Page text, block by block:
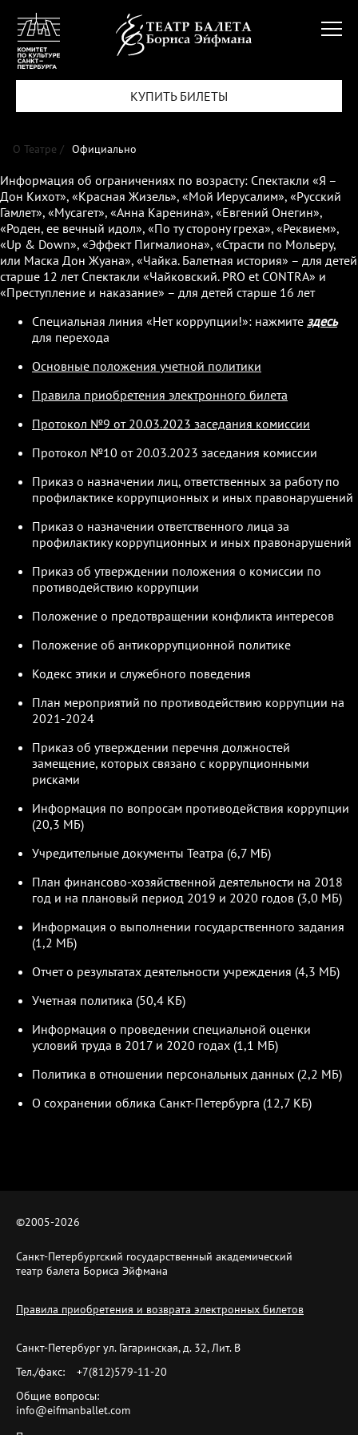
КУПИТЬ БИЛЕТЫ
О Театре / Официально
Информация об ограничениях по возрасту: Cпектакли «Я –
Дон Кихот», «Красная Жизель», «Мой Иерусалим», «Русский
Гамлет», «Мусагет», «Анна Каренина», «Евгений Онегин»,
«Роден, ее вечный идол», «По ту сторону греха», «Реквием»,
«Up & Down», «Эффект Пигмалиона», «Страсти по Мольеру,
или Маска Дон Жуана», «Чайка. Балетная история» – для детей
старше 12 лет Спектакли «Чайковский. PRO et CONTRA» и
«Преступление и наказание» – для детей старше 16 лет
Специальная линия «Нет коррупции!»: нажмите здесь
для перехода
Основные положения учетной политики
Правила приобретения электронного билета
Протокол №9 от 20.03.2023 заседания комиссии
Протокол №10 от 20.03.2023 заседания комиссии
Приказ о назначении лиц, ответственных за работу по
профилактике коррупционных и иных правонарушений
Приказ о назначении ответственного лица за
профилактику коррупционных и иных правонарушений
Приказ об утверждении положения о комиссии по
противодействию коррупции
Положение о предотвращении конфликта интересов
Положение об антикоррупционной политике
Кодекс этики и служебного поведения
План мероприятий по противодействию коррупции на
2021-2024
Приказ об утверждении перечня должностей
замещение, которых связано с коррупционными
рисками
Информация по вопросам противодействия коррупции
(20,3 МБ)
Учредительные документы Театра (6,7 МБ)
План финансово-хозяйственной деятельности на 2018
год и на плановый период 2019 и 2020 годов (3,0 МБ)
Информация о выполнении государственного задания
(1,2 МБ)
Отчет о результатах деятельности учреждения (4,3 МБ)
Учетная политика (50,4 КБ)
Информация о проведении специальной оценки
условий труда в 2017 и 2020 годах (1,1 МБ)
Политика в отношении персональных данных (2,2 МБ)
О сохранении облика Санкт-Петербурга (12,7 КБ)
©2005-2026
Санкт-Петербургский государственный академический
театр балета Бориса Эйфмана
Правила приобретения и возврата электронных билетов
Санкт-Петербург ул. Гагаринская, д. 32, Лит. B
Тел./факс:
+7(812)579-11-20
Общие вопросы:
info@eifmanballet.com